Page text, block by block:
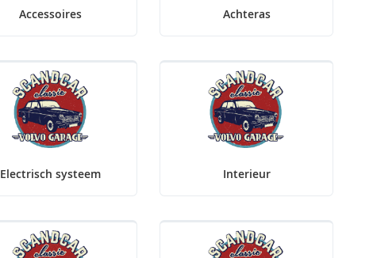
Accessoires Achteras
Electrisch systeem Interieur